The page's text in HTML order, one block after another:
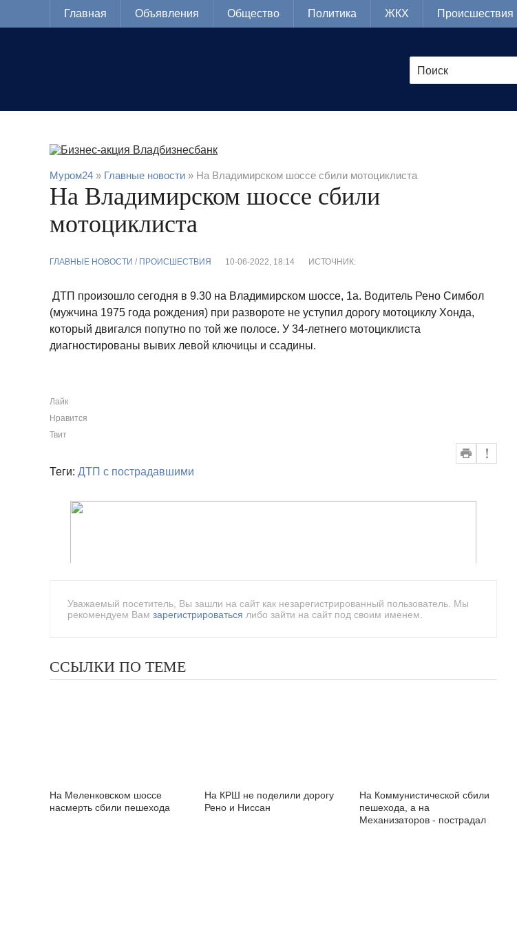
Главная Объявления Общество Политика ЖКХ Происшествия
Муром24 » Главные новости » На Владимирском шоссе сбили мотоциклиста
На Владимирском шоссе сбили
мотоциклиста
ГЛАВНЫЕ НОВОСТИ / ПРОИСШЕСТВИЯ 10-06-2022, 18:14 ИСТОЧНИК:
ДТП произошло сегодня в 9.30 на Владимирском шоссе, 1а. Водитель Рено Симбол
(мужчина 1975 года рождения) при развороте не уступил дорогу мотоциклу Хонда,
который двигался попутно по той же полосе. У 34-летнего мотоциклиста
диагностированы вывих левой ключицы и ссадины.
Лайк
Нравится
Твит
Теги: ДТП с пострадавшими
Уважаемый посетитель, Вы зашли на сайт как незарегистрированный пользователь. Мы
рекомендуем Вам зарегистрироваться либо зайти на сайт под своим именем.
ССЫЛКИ ПО ТЕМЕ
На Меленковском шоссе
насмерть сбили пешехода
На КРШ не поделили дорогу
Рено и Ниссан
На Коммунистической сбили
пешехода, а на
Механизаторов - пострадал